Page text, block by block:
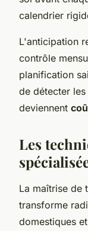
calendrier
L'anticipation
contrôle
planification
de détecter
deviennent
Les
La maîtrise de
transforme
domestiques